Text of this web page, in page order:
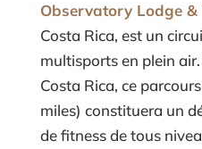
Observatory Lodge &
Costa Rica, est un
multisports en plein
Costa Rica, ce
miles) constituera un
de fitness de tous